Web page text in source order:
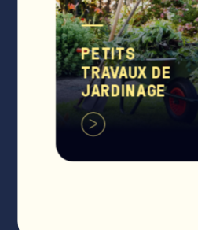
PETITS
TRAVAUX DE
JARDINAGE